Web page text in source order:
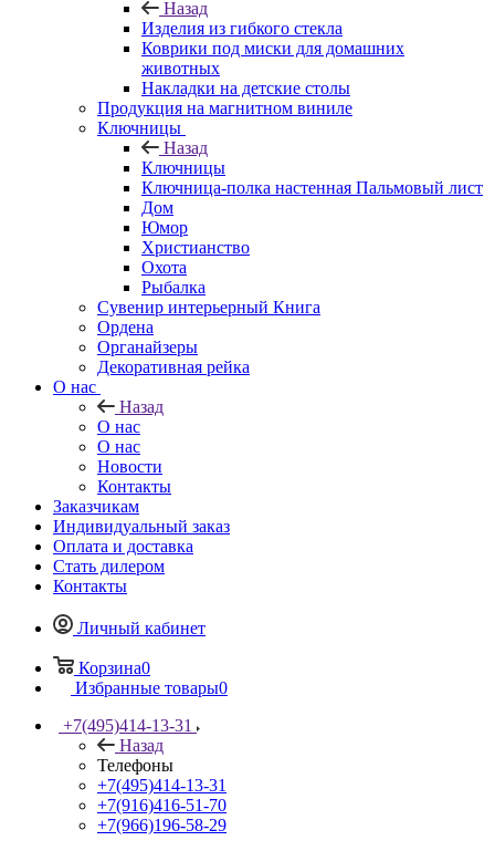
Назад
Изделия из гибкого стекла
Коврики под миски для домашних
животных
Накладки на детские столы
Продукция на магнитном виниле
Ключницы
Назад
Ключницы
Ключница-полка настенная Пальмовый лист
Дом
Юмор
Христианство
Охота
Рыбалка
Сувенир интерьерный Книга
Ордена
Органайзеры
Декоративная рейка
О нас
Назад
О нас
О нас
Новости
Контакты
Заказчикам
Индивидуальный заказ
Оплата и доставка
Стать дилером
Контакты
Личный кабинет
Корзина0
Избранные товары0
+7(495)414-13-31
Назад
Телефоны
+7(495)414-13-31
+7(916)416-51-70
+7(966)196-58-29